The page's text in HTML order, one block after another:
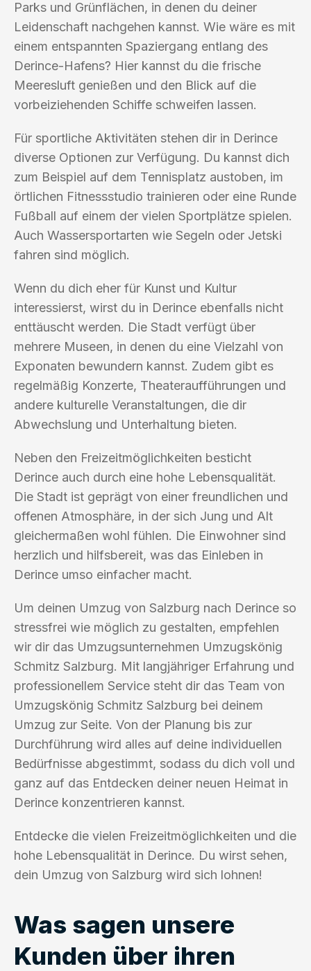
Parks und Grünflächen, in denen du deiner
Leidenschaft nachgehen kannst. Wie wäre es mit
einem entspannten Spaziergang entlang des
Derince-Hafens? Hier kannst du die frische
Meeresluft genießen und den Blick auf die
vorbeiziehenden Schiffe schweifen lassen.
Für sportliche Aktivitäten stehen dir in Derince
diverse Optionen zur Verfügung. Du kannst dich
zum Beispiel auf dem Tennisplatz austoben, im
örtlichen Fitnessstudio trainieren oder eine Runde
Fußball auf einem der vielen Sportplätze spielen.
Auch Wassersportarten wie Segeln oder Jetski
fahren sind möglich.
Wenn du dich eher für Kunst und Kultur
interessierst, wirst du in Derince ebenfalls nicht
enttäuscht werden. Die Stadt verfügt über
mehrere Museen, in denen du eine Vielzahl von
Exponaten bewundern kannst. Zudem gibt es
regelmäßig Konzerte, Theateraufführungen und
andere kulturelle Veranstaltungen, die dir
Abwechslung und Unterhaltung bieten.
Neben den Freizeitmöglichkeiten besticht
Derince auch durch eine hohe Lebensqualität.
Die Stadt ist geprägt von einer freundlichen und
offenen Atmosphäre, in der sich Jung und Alt
gleichermaßen wohl fühlen. Die Einwohner sind
herzlich und hilfsbereit, was das Einleben in
Derince umso einfacher macht.
Um deinen Umzug von Salzburg nach Derince so
stressfrei wie möglich zu gestalten, empfehlen
wir dir das Umzugsunternehmen Umzugskönig
Schmitz Salzburg. Mit langjähriger Erfahrung und
professionellem Service steht dir das Team von
Umzugskönig Schmitz Salzburg bei deinem
Umzug zur Seite. Von der Planung bis zur
Durchführung wird alles auf deine individuellen
Bedürfnisse abgestimmt, sodass du dich voll und
ganz auf das Entdecken deiner neuen Heimat in
Derince konzentrieren kannst.
Entdecke die vielen Freizeitmöglichkeiten und die
hohe Lebensqualität in Derince. Du wirst sehen,
dein Umzug von Salzburg wird sich lohnen!
Was sagen unsere
Kunden über ihren